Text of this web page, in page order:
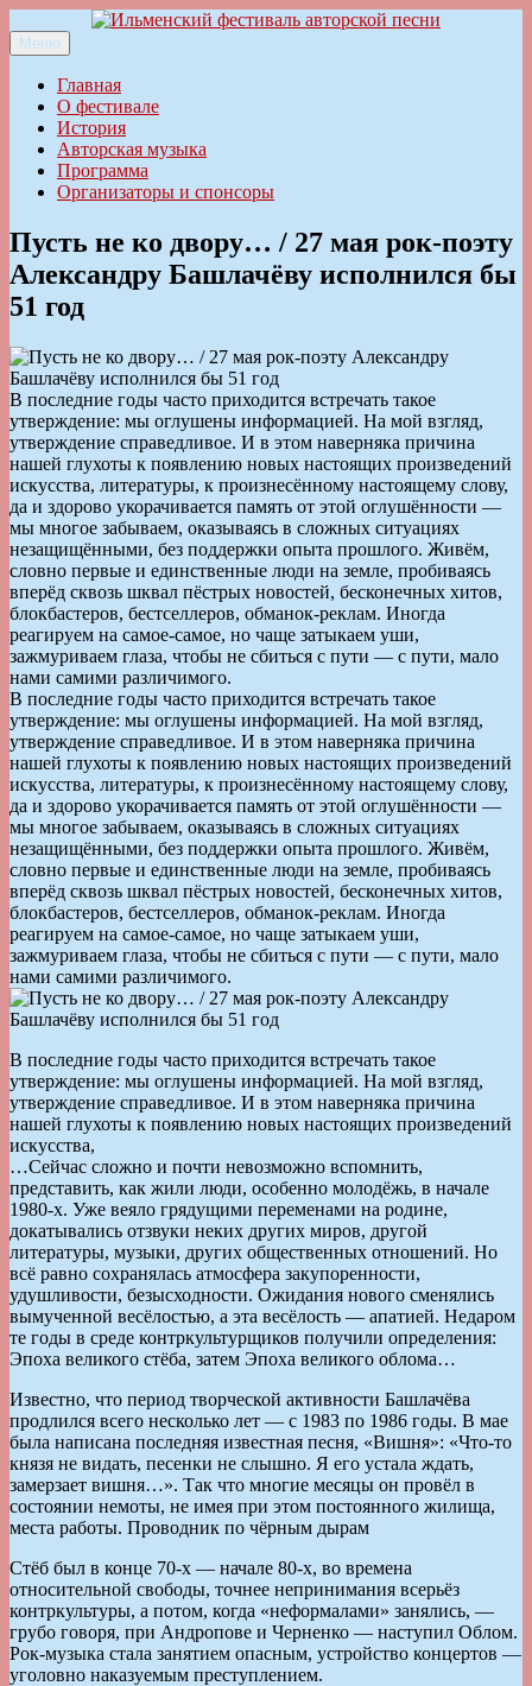
к
содержимому
Ильменский фестиваль авторской песни
Меню
Главная
О фестивале
История
Авторская музыка
Программа
Организаторы и спонсоры
Пусть не ко двору… / 27 мая рок-поэту
Александру Башлачёву исполнился бы
51 год
В последние годы часто приходится встречать такое
утверждение: мы оглушены информацией. На мой взгляд,
утверждение справедливое. И в этом наверняка причина
нашей глухоты к появлению новых настоящих произведений
искусства, литературы, к произнесённому настоящему слову,
да и здорово укорачивается память от этой оглушённости —
мы многое забываем, оказываясь в сложных ситуациях
незащищёнными, без поддержки опыта прошлого. Живём,
словно первые и единственные люди на земле, пробиваясь
вперёд сквозь шквал пёстрых новостей, бесконечных хитов,
блокбастеров, бестселлеров, обманок-реклам. Иногда
реагируем на самое-самое, но чаще затыкаем уши,
зажмуриваем глаза, чтобы не сбиться с пути — с пути, мало
нами самими различимого.
В последние годы часто приходится встречать такое
утверждение: мы оглушены информацией. На мой взгляд,
утверждение справедливое. И в этом наверняка причина
нашей глухоты к появлению новых настоящих произведений
искусства, литературы, к произнесённому настоящему слову,
да и здорово укорачивается память от этой оглушённости —
мы многое забываем, оказываясь в сложных ситуациях
незащищёнными, без поддержки опыта прошлого. Живём,
словно первые и единственные люди на земле, пробиваясь
вперёд сквозь шквал пёстрых новостей, бесконечных хитов,
блокбастеров, бестселлеров, обманок-реклам. Иногда
реагируем на самое-самое, но чаще затыкаем уши,
зажмуриваем глаза, чтобы не сбиться с пути — с пути, мало
нами самими различимого.
В последние годы часто приходится встречать такое
утверждение: мы оглушены информацией. На мой взгляд,
утверждение справедливое. И в этом наверняка причина
нашей глухоты к появлению новых настоящих произведений
искусства,
…Сейчас сложно и почти невозможно вспомнить,
представить, как жили люди, особенно молодёжь, в начале
1980-х. Уже веяло грядущими переменами на родине,
докатывались отзвуки неких других миров, другой
литературы, музыки, других общественных отношений. Но
всё равно сохранялась атмосфера закупоренности,
удушливости, безысходности. Ожидания нового сменялись
вымученной весёлостью, а эта весёлость — апатией. Недаром
те годы в среде контркультурщиков получили определения:
Эпоха великого стёба, затем Эпоха великого облома…
Известно, что период творческой активности Башлачёва
продлился всего несколько лет — с 1983 по 1986 годы. В мае
была написана последняя известная песня, «Вишня»: «Что-то
князя не видать, песенки не слышно. Я его устала ждать,
замерзает вишня…». Так что многие месяцы он провёл в
состоянии немоты, не имея при этом постоянного жилища,
места работы. Проводник по чёрным дырам
Стёб был в конце 70-х — начале 80-х, во времена
относительной свободы, точнее непринимания всерьёз
контркультуры, а потом, когда «неформалами» занялись, —
грубо говоря, при Андропове и Черненко — наступил Облом.
Рок-музыка стала занятием опасным, устройство концертов —
уголовно наказуемым преступлением.